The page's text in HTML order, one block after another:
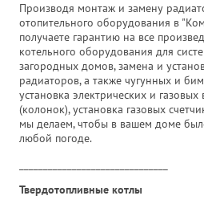
Производя монтаж и замену
отопительного оборудования в
получаете гарантию на все
котельного оборудования для
загородных домов, замена и
радиаторов, а также чугунных и
установка электрических и газовых
(колонок), установка газовых
мы делаем, чтобы в вашем доме
любой погоде.
Твердотопливные котлы